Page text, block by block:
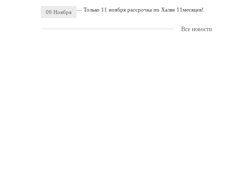
09 Ноября Только 11 ноября рассрочка по Халве 11месяцев!
Все новости